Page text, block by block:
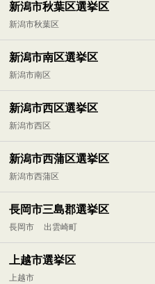
新潟市秋葉区選挙区
新潟市秋葉区
新潟市南区選挙区
新潟市南区
新潟市西区選挙区
新潟市西区
新潟市西蒲区選挙区
新潟市西蒲区
長岡市三島郡選挙区
長岡市 出雲崎町
上越市選挙区
上越市